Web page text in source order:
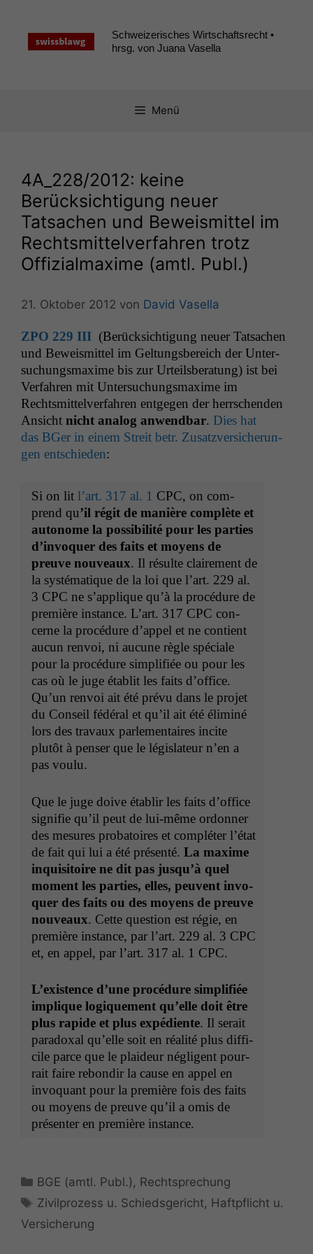
springen
Schweizerisches Wirtschaftsrecht •
hrsg. von Juana Vasella
Menü
4A_228/2012: keine
Berücksichtigung neuer
Tatsachen und Beweismittel im
Rechtsmittelverfahren trotz
Offizialmaxime (amtl. Publ.)
21. Oktober 2012 von David Vasella
ZPO 229 III (Berück­sich­ti­gung neuer Tat­sachen
und Beweis­mit­tel im Gel­tungs­bere­ich der Unter­
suchungs­maxime bis zur Urteils­ber­atung) ist bei
Ver­fahren mit Unter­suchungs­maxime im
Rechtsmit­telver­fahren ent­ge­gen der herrschen­den
Ansicht nicht ana­log anwend­bar. Dies hat
das BGer in einem Stre­it betr. Zusatzver­sicherun­
gen entsch­ieden:
Si on lit l’art. 317 al. 1 CPC, on com­
prend qu’il régit de manière com­plète et
autonome la pos­si­bil­ité pour les par­ties
d’in­vo­quer des faits et moyens de
preuve nou­veaux. Il résulte claire­ment de
la sys­té­ma­tique de la loi que l’art. 229 al.
3 CPC ne s’ap­plique qu’à la procé­dure de
pre­mière instance. L’art. 317 CPC con­
cerne la procé­dure d’ap­pel et ne con­tient
aucun ren­voi, ni aucune règle spé­ciale
pour la procé­dure sim­pli­fiée ou pour les
cas où le juge établit les faits d’of­fice.
Qu’un ren­voi ait été prévu dans le pro­jet
du Con­seil fédéral et qu’il ait été élim­iné
lors des travaux par­lemen­taires incite
plutôt à penser que le lég­is­la­teur n’en a
pas voulu.
Que le juge doive établir les faits d’of­fice
sig­ni­fie qu’il peut de lui-même ordon­ner
des mesures pro­ba­toires et com­pléter l’é­tat
de fait qui lui a été présen­té. La maxime
inquisi­toire ne dit pas jusqu’à quel
moment les par­ties, elles, peu­vent invo­
quer des faits ou des moyens de preuve
nou­veaux. Cette ques­tion est régie, en
pre­mière instance, par l’art. 229 al. 3 CPC
et, en appel, par l’art. 317 al. 1 CPC.
L’ex­is­tence d’une procé­dure sim­pli­fiée
implique logique­ment qu’elle doit être
plus rapi­de et plus expé­di­ente. Il serait
para­dox­al qu’elle soit en réal­ité plus dif­fi­
cile parce que le plaideur nég­li­gent pour­
rait faire rebondir la cause en appel en
invo­quant pour la pre­mière fois des faits
ou moyens de preuve qu’il a omis de
présen­ter en pre­mière instance.
Kategorien
BGE (amtl. Publ.) , Rechtsprechung
Schlagwörter
Zivilprozess u. Schiedsgericht, Haftpflicht u.
Versicherung